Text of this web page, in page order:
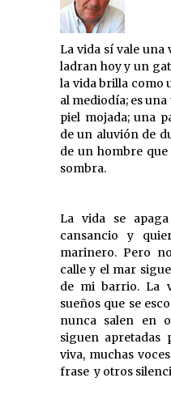
La vida sí vale una
ladran hoy y un
la vida brilla como
al mediodía; es
piel mojada; una
de un aluvión de
de un hombre
sombra.
La vida se
cansancio y
marinero. Pero
calle y el mar
de mi barrio. La
sueños que se
nunca salen en
siguen apretadas
viva, muchas
frase y otros